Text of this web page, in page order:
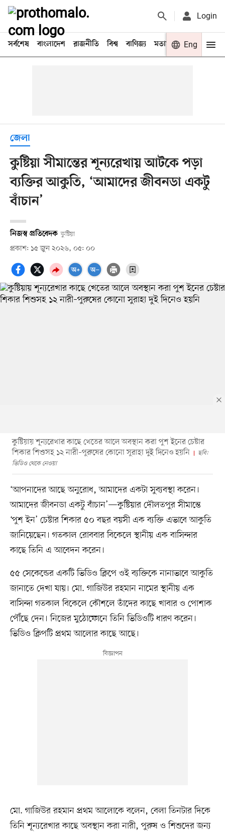
Login
সর্বশেষ বাংলাদেশ রাজনীতি বিশ্ব বাণিজ্য মতামত খেলা
Eng
জেলা
কুষ্টিয়া সীমান্তের শূন্যরেখায় আটকে পড়া
ব্যক্তির আকুতি, ‘আমাদের জীবনডা একটু
বাঁচান’
নিজস্ব প্রতিবেদক কুষ্টিয়া
প্রকাশ: ১৫ জুন ২০২৬, ০৫: ০০
কুষ্টিয়ায় শূন্যরেখার কাছে খেতের আলে অবস্থান করা পুশ ইনের চেষ্টার
শিকার শিশুসহ ১২ নারী–পুরুষের কোনো সুরাহা দুই দিনেও হয়নি
ছবি:
ভিডিও থেকে নেওয়া
‘আপনাদের আছে অনুরোধ, আমাদের একটা সুব্যবস্থা করেন।
আমাদের জীবনডা একটু বাঁচান’—কুষ্টিয়ার দৌলতপুর সীমান্তে
‘পুশ ইন’ চেষ্টার শিকার ৫০ বছর বয়সী এক ব্যক্তি এভাবে আকুতি
জানিয়েছেন। গতকাল রোববার বিকেলে স্থানীয় এক বাসিন্দার
কাছে তিনি এ আবেদন করেন।
৫৫ সেকেন্ডের একটি ভিডিও ক্লিপে ওই ব্যক্তিকে নানাভাবে আকুতি
জানাতে দেখা যায়। মো. গাজিউর রহমান নামের স্থানীয় এক
বাসিন্দা গতকাল বিকেলে কৌশলে তাঁদের কাছে খাবার ও পোশাক
পৌঁছে দেন। নিজের মুঠোফোনে তিনি ভিডিওটি ধারণ করেন।
ভিডিও ক্লিপটি প্রথম আলোর কাছে আছে।
মো. গাজিউর রহমান প্রথম আলোকে বলেন, বেলা তিনটার দিকে
তিনি শূন্যরেখার কাছে অবস্থান করা নারী, পুরুষ ও শিশুদের জন্য